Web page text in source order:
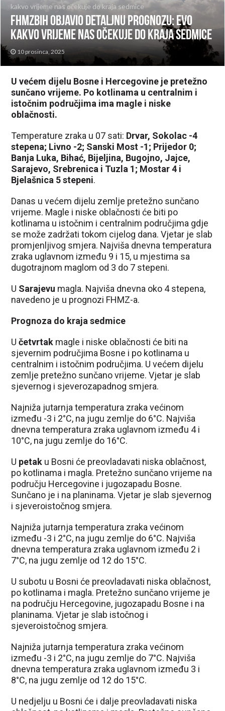
kakvo vrijeme nas očekuje do kraja sedmice
FHMZBiH objavio detaljnu prognozu: Evo
kakvo vrijeme nas očekuje do kraja sedmice
10 prosinca, 2025
U većem dijelu Bosne i Hercegovine je pretežno
sunčano vrijeme. Po kotlinama u centralnim i
istočnim područjima ima magle i niske
oblačnosti.
Temperature zraka u 07 sati: Drvar, Sokolac -4
stepena; Livno -2; Sanski Most -1; Prijedor 0;
Banja Luka, Bihać, Bijeljina, Bugojno, Jajce,
Sarajevo, Srebrenica i Tuzla 1; Mostar 4 i
Bjelašnica 5 stepeni.
Danas u većem dijelu zemlje pretežno sunčano
vrijeme. Magle i niske oblačnosti će biti po
kotlinama u istočnim i centralnim područjima gdje
se može zadržati tokom cijelog dana. Vjetar je slab
promjenljivog smjera. Najviša dnevna temperatura
zraka uglavnom između 9 i 15, u mjestima sa
dugotrajnom maglom od 3 do 7 stepeni.
U Sarajevu magla. Najviša dnevna oko 4 stepena,
navedeno je u prognozi FHMZ-a.
Prognoza do kraja sedmice
Učetvrtak magle i niske oblačnosti će biti na
sjevernim područjima Bosne i po kotlinama u
centralnim i istočnim područjima. U većem dijelu
zemlje pretežno sunčano vrijeme. Vjetar je slab
sjevernog i sjeverozapadnog smjera.
Najniža jutarnja temperatura zraka većinom
između -3 i 2°C, na jugu zemlje do 6°C. Najviša
dnevna temperatura zraka uglavnom između 4 i
10°C, na jugu zemlje do 16°C.
U petak u Bosni će preovladavati niska oblačnost,
po kotlinama i magla. Pretežno sunčano vrijeme na
području Hercegovine i jugozapadu Bosne.
Sunčano je i na planinama. Vjetar je slab sjevernog
i sjeveroistočnog smjera.
Najniža jutarnja temperatura zraka većinom
između -3 i 2°C, na jugu zemlje do 6°C. Najviša
dnevna temperatura zraka uglavnom između 2 i
7°C, na jugu zemlje od 12 do 15°C.
U subotu u Bosni će preovladavati niska oblačnost,
po kotlinama i magla. Pretežno sunčano vrijeme je
na području Hercegovine, jugozapadu Bosne i na
planinama. Vjetar je slab istočnog i
sjeveroistočnog smjera.
Najniža jutarnja temperatura zraka većinom
između -3 i 2°C, na jugu zemlje do 7°C. Najviša
dnevna temperatura zraka uglavnom između 3 i
8°C, na jugu zemlje od 12 do 15°C.
U nedjelju u Bosni će i dalje preovladavati niska